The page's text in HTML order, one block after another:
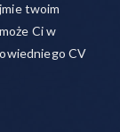
twoim
Ci w
CV